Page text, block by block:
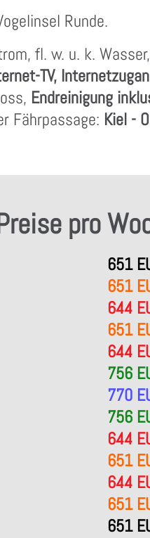
Runde.
fl. w. u. k.
TV,
Endreinigung
Fährpassage: Kiel -
pro
651
651
644
651
644
756
770
756
644
651
644
651
651